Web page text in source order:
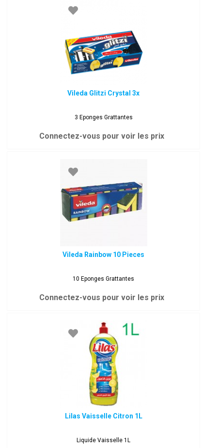
Vileda Glitzi Crystal 3x
3 Eponges Grattantes
Connectez-vous pour voir les prix
Vileda Rainbow 10 Pieces
10 Eponges Grattantes
Connectez-vous pour voir les prix
Lilas Vaisselle Citron 1L
Liquide Vaisselle 1L